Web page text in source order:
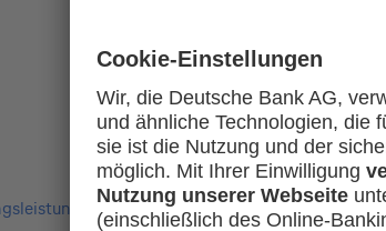
Kann ich die Pakete Travel